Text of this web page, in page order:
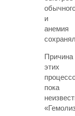
и
анемия
Причина
этих
пока